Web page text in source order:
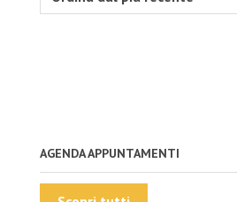
AGENDA APPUNTAMENTI